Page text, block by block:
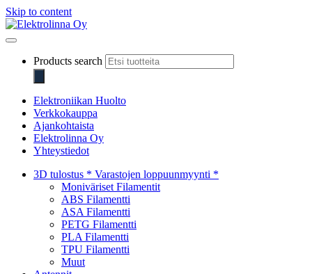
Skip to content
Products search
Elektroniikan Huolto
Verkkokauppa
Ajankohtaista
Elektrolinna Oy
Yhteystiedot
3D tulostus * Varastojen loppuunmyynti *
Moniväriset Filamentit
ABS Filamentti
ASA Filamentti
PETG Filamentti
PLA Filamentti
TPU Filamentti
Muut